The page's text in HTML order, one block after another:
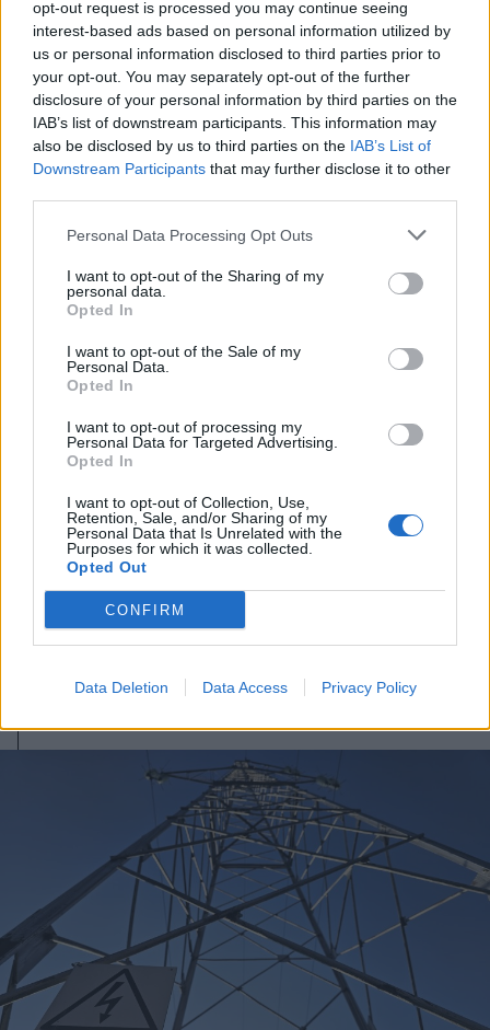
opt-out request is processed you may continue seeing
interest-based ads based on personal information utilized by
us or personal information disclosed to third parties prior to
your opt-out. You may separately opt-out of the further
disclosure of your personal information by third parties on the
IAB’s list of downstream participants. This information may
also be disclosed by us to third parties on the IAB’s List of
Downstream Participants that may further disclose it to other
Personal Data Processing Opt Outs
I want to opt-out of the Sharing of my
personal data.
Opted In
I want to opt-out of the Sale of my
Personal Data.
Opted In
I want to opt-out of processing my
Personal Data for Targeted Advertising.
Opted In
I want to opt-out of Collection, Use,
Retention, Sale, and/or Sharing of my
Personal Data that Is Unrelated with the
Purposes for which it was collected.
Opted Out
CONFIRM
Data Deletion Data Access Privacy Policy
A rovat további cikkei
2026. augusztus 06., csütörtök
Netflixen kaphatunk először
betekintést a Grand Theft Auto VI
játékmenetébe